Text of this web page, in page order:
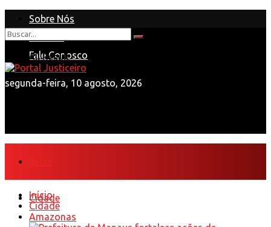
Sobre Nós
Anuncie
Fale Conosco
segunda-feira, 10 agosto, 2026
View All Result
Cidade
Início
Cidade
Amazonas